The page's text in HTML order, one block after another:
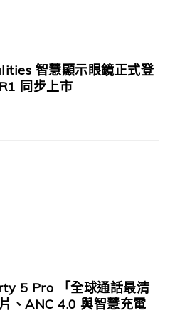
智慧顯示眼鏡正式登
同步上市
5 Pro 「全球通話最清
、ANC 4.0 與智慧充電